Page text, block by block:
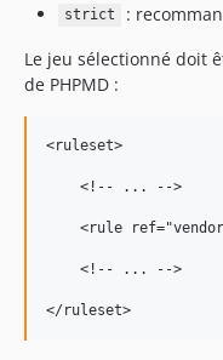
strict
:
Le jeu sélectionné doit
de PHPMD :
<ruleset>
    <!-- ... -->
<rule
    <!-- ... -->